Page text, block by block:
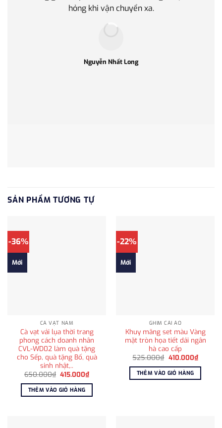
hỏng khi vận chuyển xa.
Nguyễn Nhất Long
SẢN PHẨM TƯƠNG TỰ
-36%
Mới
CÀ VẠT NAM
Cà vạt vải lụa thời trang
phong cách doanh nhân
CVL-WD02 làm quà tặng
cho Sếp, quà tặng Bố, quà
sinh nhật,..
650.000₫ Giá
là:
650.000₫.
415.000₫Giá
hiện
tại
415.000₫.
THÊM VÀO GIỎ HÀNG
-22%
Mới
GHIM CÀI ÁO
Khuy măng set màu Vàng
mặt tròn họa tiết dải ngân
hà cao cấp
525.000₫ Giá
là:
525.000₫.
410.000₫Giá
hiện
tại
THÊM VÀO GIỎ HÀNG